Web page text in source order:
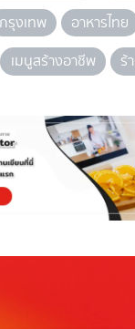
กรุงเทพ อาหารไทย
เมนูสร้างอาชีพ ร้